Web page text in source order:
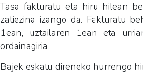
Tasa fakturatu eta hiru hilean
zatiezina izango da. Fakturatu
1ean, uztailaren 1ean eta
ordainagiria.
Bajek eskatu direneko hurrengo